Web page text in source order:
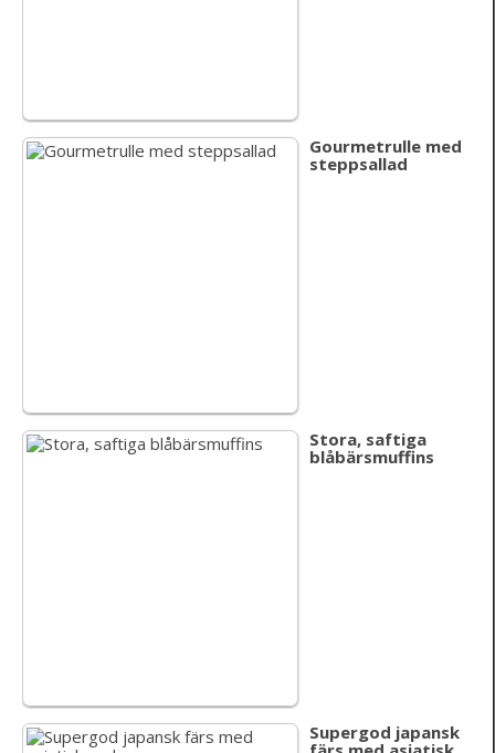
Gourmetrulle med
steppsallad
Stora, saftiga
blåbärsmuffins
Supergod japansk